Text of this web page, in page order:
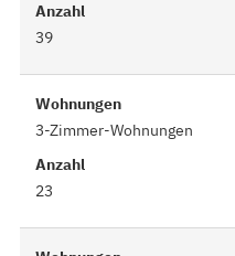
Anzahl
39
Wohnungen
3-Zimmer-Wohnungen
Anzahl
23